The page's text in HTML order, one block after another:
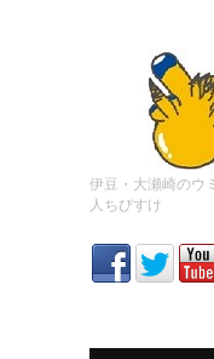
伊豆・大瀬崎のウ
人ちびすけ